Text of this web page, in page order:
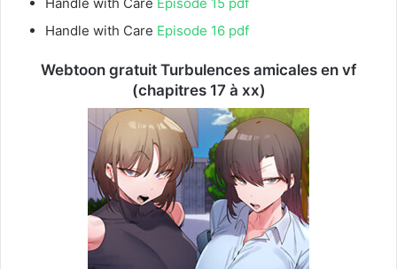
Handle with Care Episode 16 pdf
Webtoon gratuit Turbulences amicales en vf
(chapitres 17 à xx)